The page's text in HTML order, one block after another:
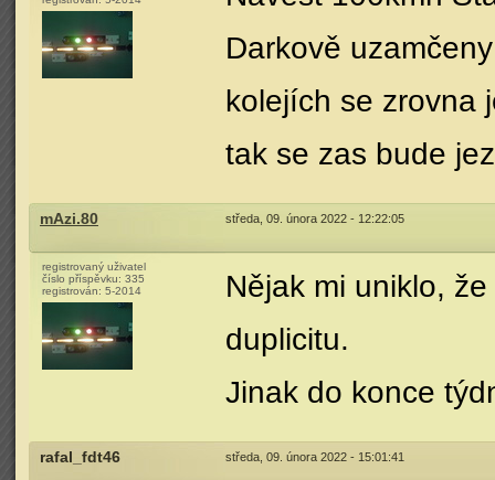
Darkově
kolejích se zrovna
tak se zas bude
mAzi.80 středa, 09. února 2022 - 12:22:05
registrovaný uživatel
číslo příspěvku: 335
registrován: 5-2014
Nějak mi uniklo,
duplicitu.
Jinak do konce
rafal_fdt46 středa, 09. února 2022 - 15:01:41